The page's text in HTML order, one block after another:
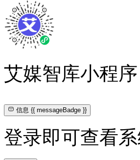
艾媒智库小程序
信息{{ messageBadge }}
登录即可查看